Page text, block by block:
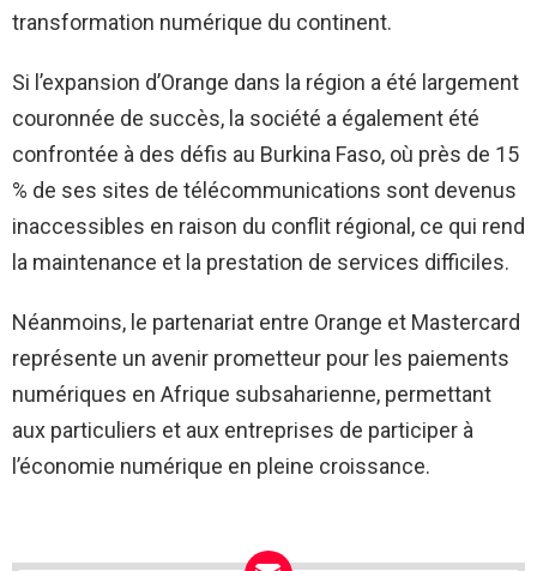
transformation numérique du continent.
Si l’expansion d’Orange dans la région a été largement
couronnée de succès, la société a également été
confrontée à des défis au Burkina Faso, où près de 15
% de ses sites de télécommunications sont devenus
inaccessibles en raison du conflit régional, ce qui rend
la maintenance et la prestation de services difficiles.
Néanmoins, le partenariat entre Orange et Mastercard
représente un avenir prometteur pour les paiements
numériques en Afrique subsaharienne, permettant
aux particuliers et aux entreprises de participer à
l’économie numérique en pleine croissance.